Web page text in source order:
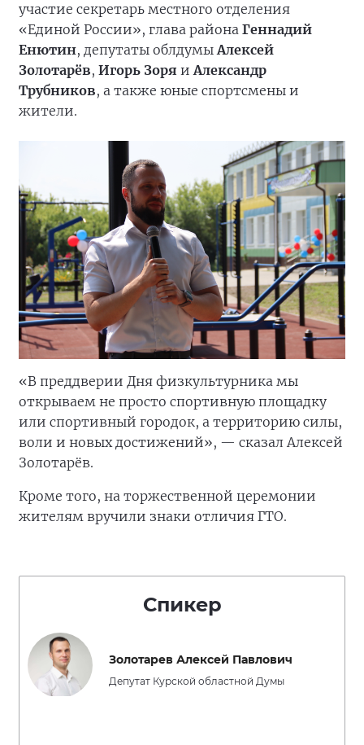
участие секретарь местного отделения
«Единой России», глава района Геннадий
Енютин, депутаты облдумыАлексей
Золотарёв, Игорь Зоря иАлександр
Трубников, а также юные спортсмены и
жители.
«В преддверии Дня физкультурника мы
открываем не просто спортивную площадку
или спортивный городок, а территорию силы,
воли и новых достижений», — сказал Алексей
Золотарёв.
Кроме того, на торжественной церемонии
жителям вручили знаки отличия ГТО.
Спикер
Золотарев Алексей Павлович
Депутат Курской областной Думы